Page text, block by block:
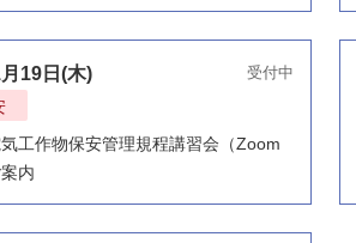
受付中
19日(木)
気工作物保安管理規程講習会（Zoom
内